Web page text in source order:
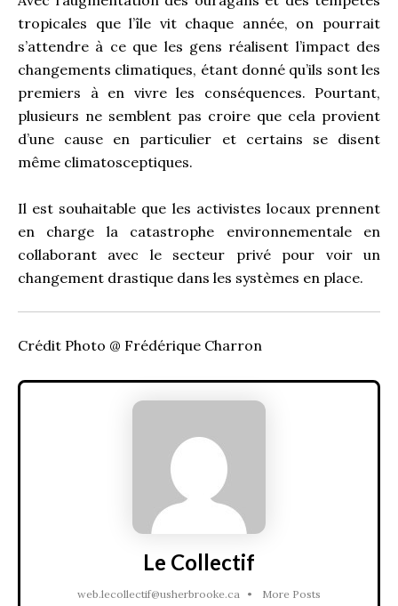
tropicales que l’île vit chaque année, on pourrait
s’attendre à ce que les gens réalisent l’impact des
changements climatiques, étant donné qu’ils sont les
premiers à en vivre les conséquences. Pourtant,
plusieurs ne semblent pas croire que cela provient
d’une cause en particulier et certains se disent
même climatosceptiques.
Il est souhaitable que les activistes locaux prennent
en charge la catastrophe environnementale en
collaborant avec le secteur privé pour voir un
changement drastique dans les systèmes en place.
Crédit Photo @ Frédérique Charron
Le Collectif
web.lecollectif@usherbrooke.ca • More Posts